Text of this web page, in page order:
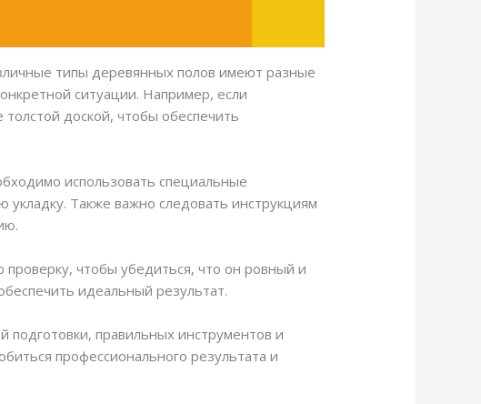
типы деревянных полов имеют разные
ситуации. Например, если
доской, чтобы обеспечить
использовать специальные
Также важно следовать инструкциям
чтобы убедиться, что он ровный и
идеальный результат.
подготовки, правильных инструментов и
профессионального результата и